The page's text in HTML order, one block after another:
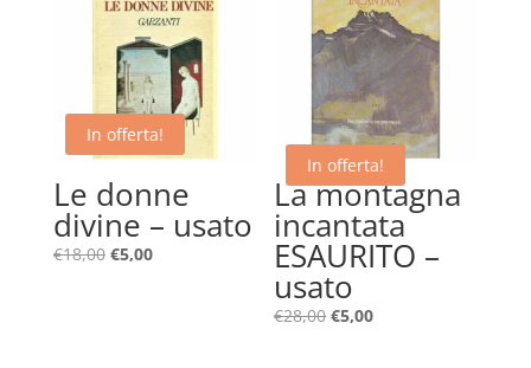
In offerta!
Le donne
divine – usato
€18,00 Il
€5,00Il
In offerta!
La montagna
incantata
ESAURITO –
usato
€28,00 Il
€5,00Il